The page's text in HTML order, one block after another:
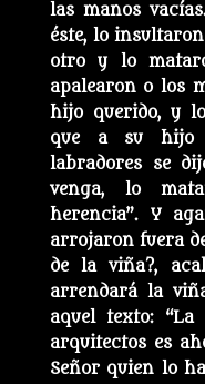
las manos
éste, lo
otro y lo
apalearon o los
hijo querido, y
que a su hijo
labradores se
venga, lo
herencia”. Y
arrojaron fuera
de la viña?,
arrendará la
aquel texto: “La
arquitectos es
Señor quien lo